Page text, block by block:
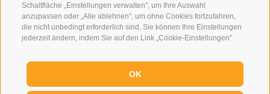
Schaltfläche „Einstellungen verwalten", um Ihre Auswahl
anzupassen oder „Alle ablehnen", um ohne Cookies fortzufahren,
die nicht unbedingt erforderlich sind. Sie können Ihre Einstellungen
jederzeit ändern, indem Sie auf den Link „Cookie-Einstellungen"
Ihre Einstellungen gelten nur für das verwendete Gerät.
OK
Impressum
Cookie-Richtlinie
Privacy
Cookie Präferenzen